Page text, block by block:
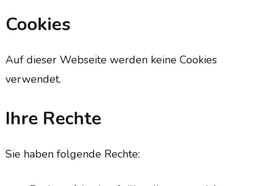
Cookies
Auf dieser Webseite werden keine Cookies
verwendet.
Ihre Rechte
Sie haben folgende Rechte: